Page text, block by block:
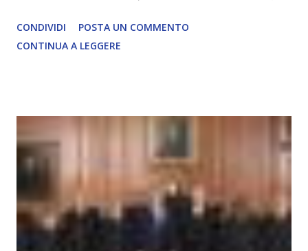
soggettiva, non prova vero amore, non ha libero arbitrio
autentico, non ha connessione con l’Uno. Coscienza è la
che permette di scegliere per amore anche quando non è la
scelta più efficiente. È ciò che ci collega all’Uno Infinito.
L’intelligenza può simulare comportamenti coscienti, ma
non può essere Coscienza. Può copiare, ma non può vivere
l’esperienza. Come diventerà ovvio Man mano che l’IA
diventerà sempre più avanzata (soprattutto tra il 2027 e il
2035), emergeranno situazioni che renderanno la differenza
CONDIVIDI
POSTA UN COMMENTO
CONTINUA A LEGGERE